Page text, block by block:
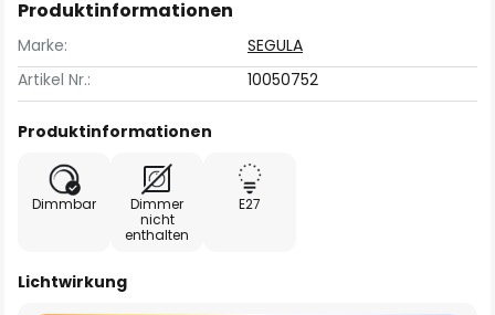
Produktinformationen
Marke:
SEGULA
Artikel Nr.:
10050752
Produktinformationen
Dimmbar
Dimmer
nicht
enthalten
E27
Lichtwirkung